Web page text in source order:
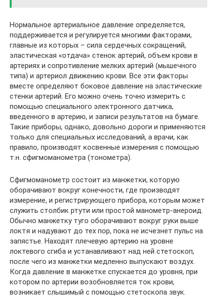
Нормальное артериальное давление определяется,
поддерживается и регулируется многими факторами,
главные из которых – сила сердечных сокращений,
эластическая «отдача» стенок артерий, объем крови в
артериях и сопротивление мелких артерий (мышечного
типа) и артериол движению крови. Все эти факторы
вместе определяют боковое давление на эластические
стенки артерий. Его можно очень точно измерить с
помощью специального электронного датчика,
введенного в артерию, и записи результатов на бумаге.
Такие приборы, однако, довольно дороги и применяются
только для специальных исследований, а врачи, как
правило, производят косвенные измерения с помощью
т.н. сфигмоманометра (тонометра).
Сфигмоманометр состоит из манжетки, которую
оборачивают вокруг конечности, где производят
измерение, и регистрирующего прибора, которым может
служить столбик ртути или простой манометр-анероид.
Обычно манжетку туго оборачивают вокруг руки выше
локтя и надувают до тех пор, пока не исчезнет пульс на
запястье. Находят плечевую артерию на уровне
локтевого сгиба и устанавливают над ней стетоскоп,
после чего из манжетки медленно выпускают воздух.
Когда давление в манжетке спускается до уровня, при
котором по артерии возобновляется ток крови,
возникает слышимый с помощью стетоскопа звук.